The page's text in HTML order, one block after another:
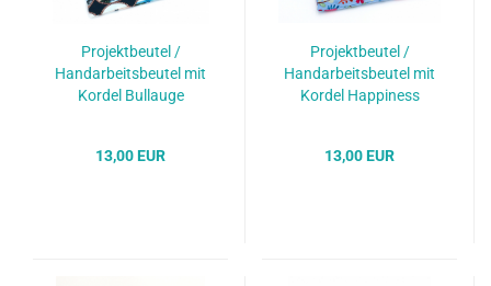
Projektbeutel /
Handarbeitsbeutel mit
Kordel Bullauge
13,00 EUR
Projektbeutel /
Handarbeitsbeutel mit
Kordel Happiness
13,00 EUR